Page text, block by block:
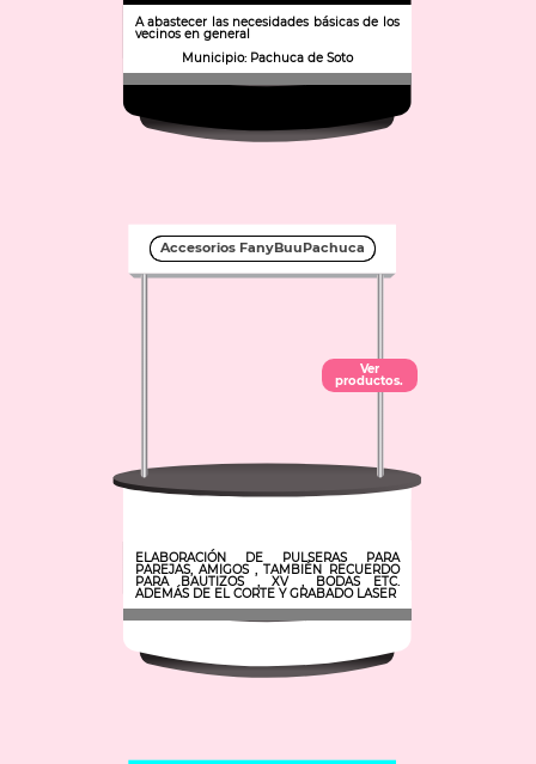
A abastecer las necesidades básicas de los
vecinos en general
Municipio: Pachuca de Soto
Accesorios FanyBuuPachuca
Ver
productos.
ELABORACIÓN DE PULSERAS PARA
PAREJAS, AMIGOS , TAMBIÉN RECUERDO
PARA BAUTIZOS , XV , BODAS ETC.
ADEMÁS DE EL CORTE Y GRABADO LASER
Municipio: Pachuca de Soto